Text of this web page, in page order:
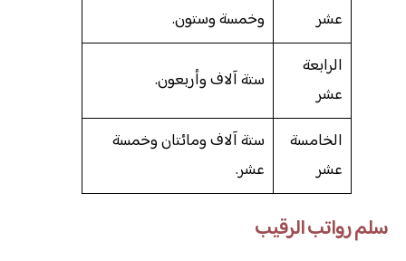
عشر
وخمسة وستون.
الرابعة
عشر
ستة آلاف وأربعون.
الخامسة
عشر
ستة آلاف ومائتان وخمسة
عشر.
سلم رواتب الرقيب